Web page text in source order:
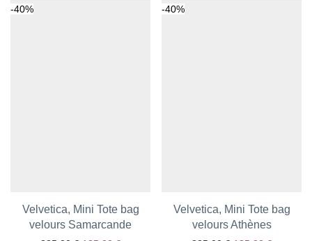
-40%
Velvetica, Mini Tote bag
velours Samarcande
Ajouter aux favoris
-40%
Velvetica, Mini Tote bag
velours Athènes
Ajouter aux favoris